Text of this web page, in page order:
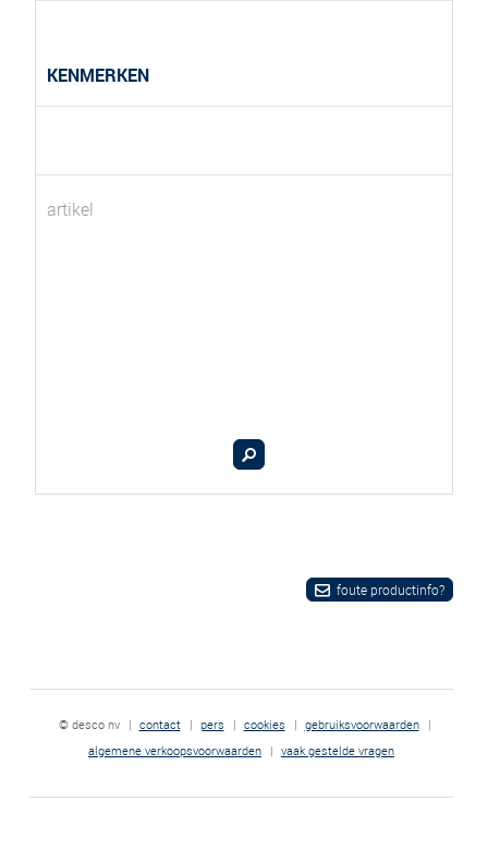
KENMERKEN
artikel
foute productinfo?
© desco nv | contact | pers | cookies | gebruiksvoorwaarden
|
algemene verkoopsvoorwaarden | vaak gestelde vragen